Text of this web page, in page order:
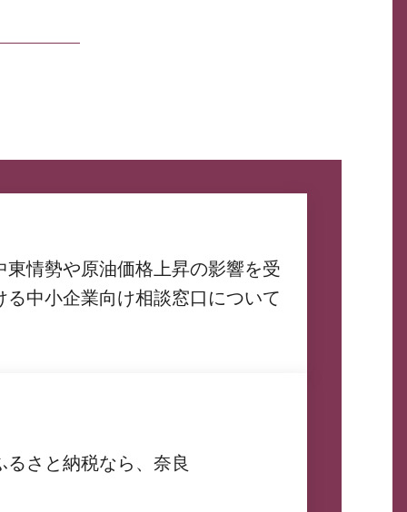
東情勢や原油価格上昇の影響を受
る中小企業向け相談窓口について
るさと納税なら、奈良